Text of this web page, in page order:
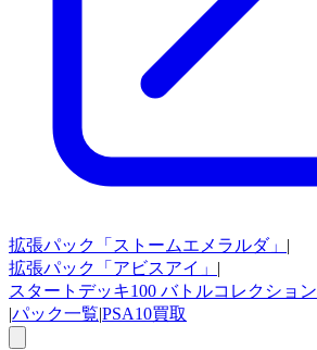
拡張パック 「ストームエメラルダ」 |
拡張パック
「アビスアイ」 |
スタートデッキ100 バトルコレクション
|パック一覧|PSA10買取